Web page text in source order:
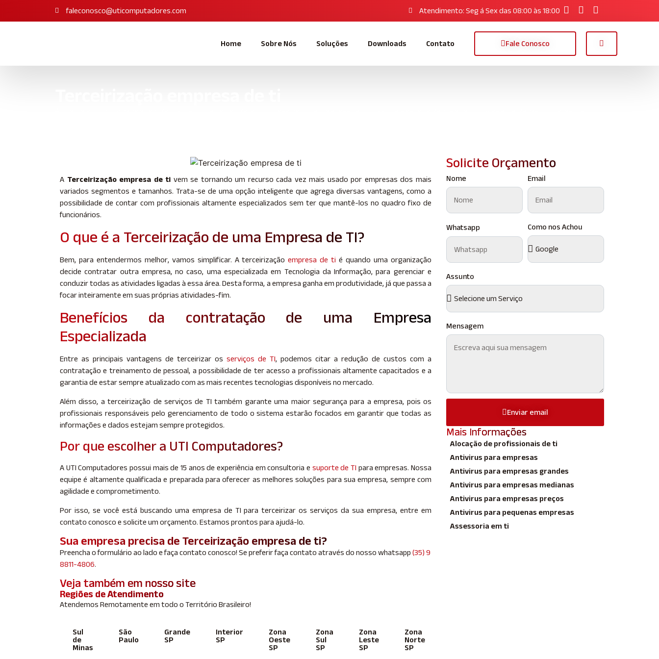
faleconosco@uticomputadores.com Atendimento: Seg á Sex das 08:00 às 18:00
Home Sobre Nós Soluções Downloads Contato Fale Conosco
A Terceirização empresa de ti vem se tornando um recurso cada vez mais usado por empresas dos mais
variados segmentos e tamanhos. Trata-se de uma opção inteligente que agrega diversas vantagens, como a
possibilidade de contar com profissionais altamente especializados sem ter que mantê-los no quadro fixo de
funcionários.
O que é a Terceirização de uma Empresa de TI?
Bem, para entendermos melhor, vamos simplificar. A terceirizaçãoempresa de ti é quando uma organização
decide contratar outra empresa, no caso, uma especializada em Tecnologia da Informação, para gerenciar e
conduzir todas as atividades ligadas à essa área. Desta forma, a empresa ganha em produtividade, já que passa a
focar inteiramente em suas próprias atividades-fim.
Benefícios da contratação de uma Empresa
Especializada
Entre as principais vantagens de terceirizar os serviços de TI, podemos citar a redução de custos com a
contratação e treinamento de pessoal, a possibilidade de ter acesso a profissionais altamente capacitados e a
garantia de estar sempre atualizado com as mais recentes tecnologias disponíveis no mercado.
Além disso, a terceirização de serviços de TI também garante uma maior segurança para a empresa, pois os
profissionais responsáveis pelo gerenciamento de todo o sistema estarão focados em garantir que todas as
informações e dados estejam sempre protegidos.
Por que escolher a UTI Computadores?
A UTI Computadores possui mais de 15 anos de experiência em consultoria e suporte de TI para empresas. Nossa
equipe é altamente qualificada e preparada para oferecer as melhores soluções para sua empresa, sempre com
agilidade e comprometimento.
Por isso, se você está buscando uma empresa de TI para terceirizar os serviços da sua empresa, entre em
contato conosco e solicite um orçamento. Estamos prontos para ajudá-lo.
Sua empresa precisa de Terceirização empresa de ti?
Preencha o formulário ao lado e faça contato conosco! Se preferir faça contato através do nosso whatsapp (35) 9
8811-4806.
Veja também em nosso site
Regiões de Atendimento
Atendemos Remotamente em todo o Território Brasileiro!
Sul
de
Minas
São
Paulo
Grande
SP
Interior
SP
Zona
Oeste
SP
Zona
Sul
SP
Zona
Leste
SP
Zona
Norte
SP
Solicite Orçamento
Nome Email
Whatsapp Como nos Achou
Assunto
Mensagem
Enviar email
Mais Informações
Alocação de profissionais de ti
Antivirus para empresas
Antivirus para empresas grandes
Antivirus para empresas medianas
Antivirus para empresas preços
Antivirus para pequenas empresas
Assessoria em ti